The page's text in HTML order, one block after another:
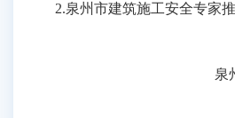
2.泉州市建筑施工安全专家
泉